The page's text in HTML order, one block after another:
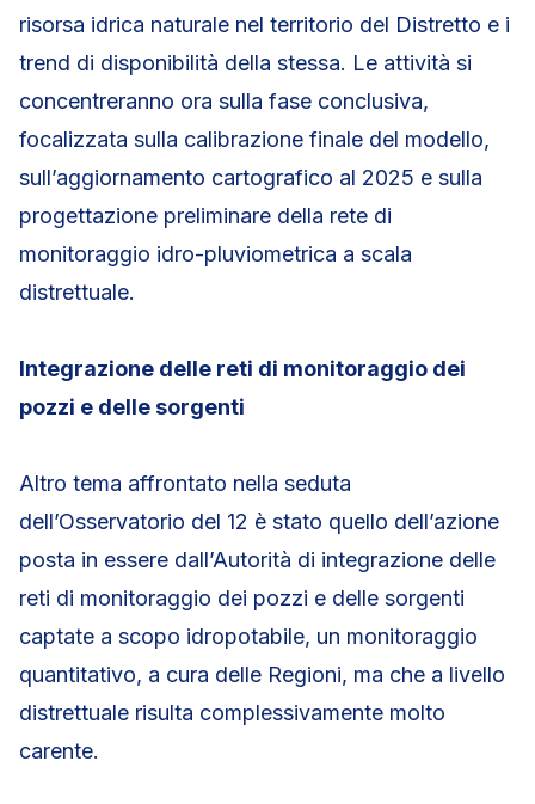
risorsa idrica naturale nel territorio del Distretto e i
trend di disponibilità della stessa. Le attività si
concentreranno ora sulla fase conclusiva,
focalizzata sulla calibrazione finale del modello,
sull’aggiornamento cartografico al 2025 e sulla
progettazione preliminare della rete di
monitoraggio idro-pluviometrica a scala
distrettuale.
Integrazione delle reti di monitoraggio dei
pozzi e delle sorgenti
Altro tema affrontato nella seduta
dell’Osservatorio del 12 è stato quello dell’azione
posta in essere dall’Autorità di integrazione delle
reti di monitoraggio dei pozzi e delle sorgenti
captate a scopo idropotabile, un monitoraggio
quantitativo, a cura delle Regioni, ma che a livello
distrettuale risulta complessivamente molto
carente.